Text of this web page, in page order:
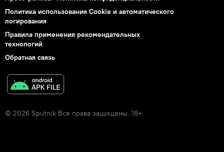
Политика использования Cookie и автоматического
логирования
Правила применения рекомендательных
технологий
Обратная связь
© 2026 Sputnik Все права защищены. 18+